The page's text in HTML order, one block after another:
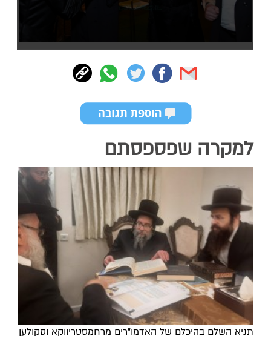
למקרה שפספסתם
תניא השלם בהיכלם של האדמו"רים מרחמסטריווקא וסקולען